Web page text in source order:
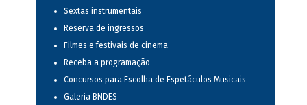
Sextas instrumentais
Reserva de ingressos
Filmes e festivais de cinema
Receba a programação
Concursos para Escolha de Espetáculos Musicais
Galeria BNDES